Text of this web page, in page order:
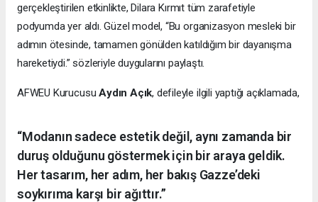
gerçekleştirilen etkinlikte, Dilara Kırmıt tüm zarafetiyle
podyumda yer aldı. Güzel model, “Bu organizasyon mesleki bir
adımın ötesinde, tamamen gönülden katıldığım bir dayanışma
hareketiydi.” sözleriyle duygularını paylaştı.
AFWEU KurucusuAydın Açık, defileyle ilgili yaptığı açıklamada,
“Modanın sadece estetik değil, aynı zamanda bir
duruş olduğunu göstermek için bir araya geldik.
Her tasarım, her adım, her bakış Gazze’deki
soykırıma karşı bir ağıttır.”